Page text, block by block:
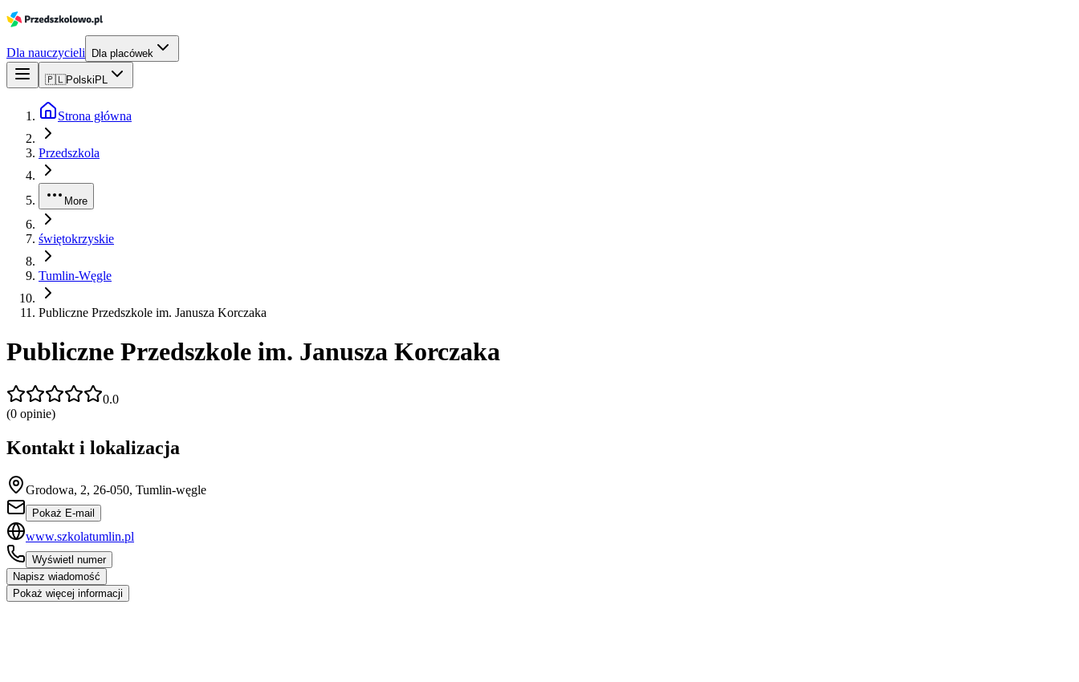
Dla nauczycieli Dla placówek
🇵🇱Polski PL
Strona główna
Przedszkola
More
świętokrzyskie
Tumlin-Węgle
Publiczne Przedszkole im. Janusza Korczaka
Publiczne Przedszkole im. Janusza Korczaka
0.0
(0 opinie)
Kontakt i lokalizacja
Grodowa, 2, 26-050, Tumlin-węgle
Pokaż E-mail
www.szkolatumlin.pl
Wyświetl numer
Napisz wiadomość
Pokaż więcej informacji